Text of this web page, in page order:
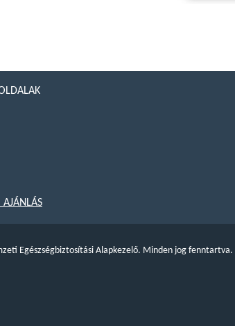
AJÁNLÁS
Egészségbiztosítási Alapkezelő. Minden jog fenntartva.